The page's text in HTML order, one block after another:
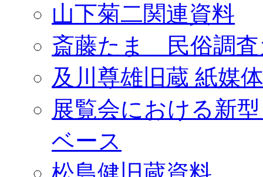
山下菊二関連資料
斎藤たま 民俗調査
及川尊雄旧蔵 紙媒
展覧会における新
ベース